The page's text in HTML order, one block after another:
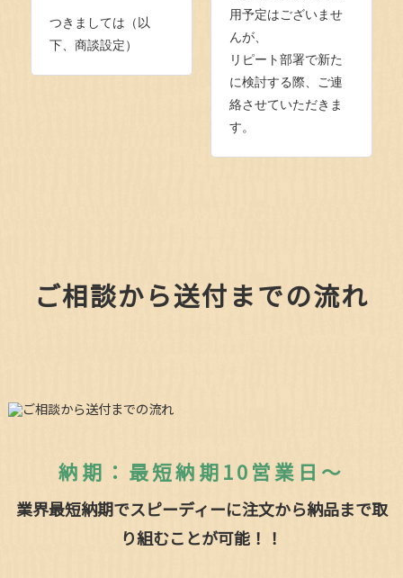
つきましては（以
下、商談設定）
用予定はございませ
んが、
リピート部署で新た
に検討する際、ご連
絡させていただきま
す。
ご相談から送付までの流れ
納期：最短納期10営業日～
業界最短納期でスピーディーに注文から納品まで取
り組むことが可能！！